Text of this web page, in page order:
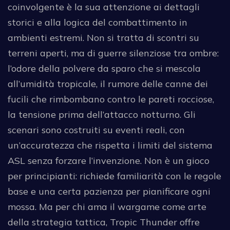
coinvolgente è la sua attenzione ai dettagli
storici e alla logica del combattimento in
ambienti estremi. Non si tratta di scontri su
terreni aperti, ma di guerre silenziose tra ombre:
l’odore della polvere da sparo che si mescola
all’umidità tropicale, il rumore delle canne dei
fucili che rimbombano contro le pareti rocciose,
la tensione prima dell’attacco notturno. Gli
scenari sono costruiti su eventi reali, con
un’accuratezza che rispetta i limiti del sistema
ASL senza forzare l’invenzione. Non è un gioco
per principianti: richiede familiarità con le regole
base e una certa pazienza per pianificare ogni
mossa. Ma per chi ama il wargame come arte
della strategia tattica, Tropic Thunder offre